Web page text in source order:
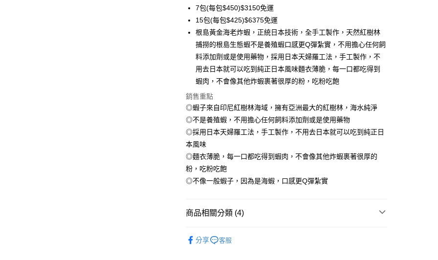
華南商業銀行
國泰世華商業銀行
臺灣中小企業銀行
台中商業銀行
匯豐（台灣）商業銀行
華泰商業銀行
聯邦商業銀行
遠東國際商業銀行
元大商業銀行
永豐商業銀行
台新國際商業銀行
中國信託商業銀行
台灣樂天信用卡公司
合作金庫商業銀行
華南商業銀行
上海商業儲蓄銀行
台北富邦商業銀行
臺灣中小企業銀行
台中商業銀行
匯豐（台灣）商業銀行
華泰商業銀行
聯邦商業銀行
遠東國際商業銀行
元大商業銀行
永豐商業銀行
台新國際商業銀行
台灣樂天信用卡公司
LINE Pay
Apple Pay
悠遊付
ATM付款
貨到付款
運送方式
冷凍7-11取貨(快速到店，到貨後4天內需取貨)
每筆NT$150，滿NT$999(含以上)免運費
冷凍宅配-抗凍紙箱裝(可備註改保麗龍箱)
每筆NT$150，滿NT$999(含以上)免運費
每筆NT$180，滿NT$999(含以上)免運費
7包(每包$450)$3150免運
15包(每包$425)$6375免運
根島黃金海老炸蝦，正統日本技術，全手工製作，天然紅樹林
捕撈的根島生態蝦不是養殖蝦口感更Q彈紮實，不用擔心任何飼
料添加劑或是使用藥物，採用日本天婦羅工法，手工製作，不
用去日本就可以吃到純正日本風味麵衣薄脆，每一口都吃得到
蝦肉，不會像其他炸蝦裹著很厚的粉，吃粉吃飽
銷售重點
◎蝦子來自印尼紅樹林海域，擁有亞洲最大的紅樹林，海水純淨
◎不是養殖蝦，不用擔心任何飼料添加劑或是使用藥物
◎採用日本天婦羅工法，手工製作，不用去日本就可以吃到純正日
本風味
◎麵衣薄脆，每一口都吃得到蝦肉，不會像其他炸蝦裹著很厚的
粉，吃粉吃飽
◎不像一般蝦子，因為是海蝦，口感更Q彈紮實
商品相關分類 (4)
分享 客服